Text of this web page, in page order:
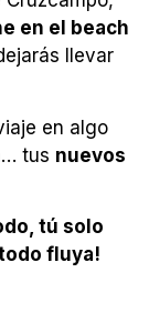
en el beach
llevar
en algo
tus nuevos
tú solo
fluya!